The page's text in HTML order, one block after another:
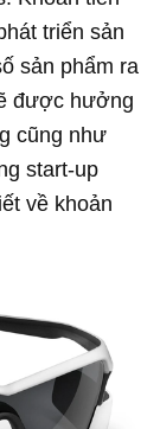
triển sản
sản phẩm ra
được hưởng
cũng như
start-up
về khoản